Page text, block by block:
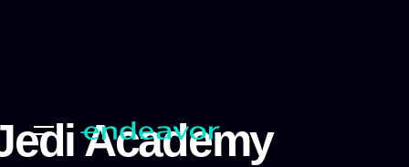
Academy